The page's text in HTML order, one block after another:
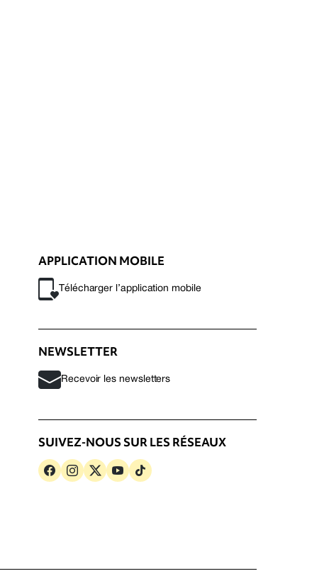
APPLICATION MOBILE
Télécharger l’application mobile
NEWSLETTER
Recevoir les newsletters
SUIVEZ-NOUS SUR LES RÉSEAUX